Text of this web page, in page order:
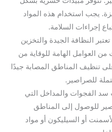
يجب استخدام هذه المواد
إجراءات السلامة.
النظافة الجيدة والتخزين
العوامل الهامة للوقاية من
تنظيف المناطق المصابة جيدًا
للصراصير.
الفجوات والمداخل التي
للوصول إلى المناطق
أو السيليكون أو مواد